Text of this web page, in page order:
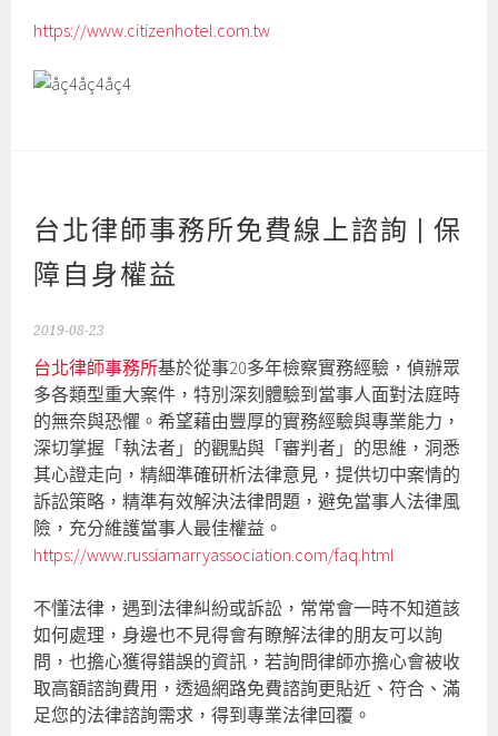
https://www.citizenhotel.com.tw
台北律師事務所免費線上諮詢 | 保
障自身權益‎
2019-08-23
台北律師事務所基於從事20多年檢察實務經驗，偵辦眾
多各類型重大案件，特別深刻體驗到當事人面對法庭時
的無奈與恐懼。希望藉由豐厚的實務經驗與專業能力，
深切掌握「執法者」的觀點與「審判者」的思維，洞悉
其心證走向，精細準確研析法律意見，提供切中案情的
訴訟策略，精準有效解決法律問題，避免當事人法律風
險，充分維護當事人最佳權益。
https://www.russiamarryassociation.com/faq.html
不懂法律，遇到法律糾紛或訴訟，常常會一時不知道該
如何處理，身邊也不見得會有瞭解法律的朋友可以詢
問，也擔心獲得錯誤的資訊，若詢問律師亦擔心會被收
取高額諮詢費用，透過網路免費諮詢更貼近、符合、滿
足您的法律諮詢需求，得到專業法律回覆。